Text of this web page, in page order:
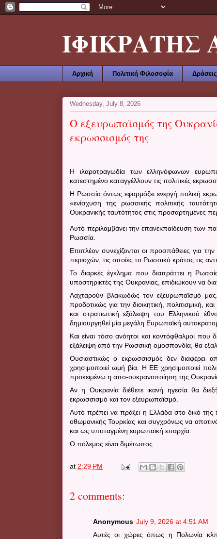
ΙΦΙΚΡΑΤΗΣ
Αρχική Πολιτική Φιλοσοφία Δράσεις
Wednesday, July 8, 2026
Ο εξευρωπαϊσμός της
εκρωσσισμός της
Η ιλαροτραγωδία των ελληνόφωνων
κατεστημένο καταγγέλλουν τις πολιτικές
Η Ρωσσία όντως εφαρμόζει ενεργή πολική
«ενίσχυση της ρωσσικής πολιτικής
Ουκρανικής ταυτότητος στις προσαρτημένες
Αυτό περιλαμβάνει την επανεκπαίδευση των
Ρωσσία.
Επιπλέον συνεχίζονται οι προσπάθειες για
περιοχών, τις οποίες το Ρωσσικό κράτος τις
Το διαρκές έγκλημα που διαπράττει η
υποστηρικτές της Ουκρανίας, επιδιώκουν να
Λαχταρούν βλακωδώς τον εξευρωπαϊσμό
προδοτικώς για την διοικητική, πολιτισμική,
και στρατιωτική εξάλειψη του Ελληνικού
δημιουργηθεί μία μεγάλη Ευρωπαϊκή
Και είναι τόσο ανόητοι και κοντόφθαλμοι που
εξάλειψη από την Ρωσσική ομοσπονδία, θα
Ουσιαστικώς ο εκρωσσισμός δεν
χρησιμοποιεί ωμή βία. Η ΕΕ χρησιμοποιεί
προκειμένω η απο-ουκρανοποίηση της
Αν η Ουκρανία διέθετε ικανή ηγεσία θα
εκρωσσισμό και τον εξευρωπαϊσμό.
Αυτό πρέπει να πράξει η Ελλάδα στο δικό της
οθωμανικής Τουρκίας και συγχρόνως να
και ως υποταγμένη ευρωπαϊκή επαρχία.
Ο πόλεμος είναι διμέτωπος.
at 2:29 PM
2 comments:
Anonymous July 9, 2026 at 4:51 AM
Αυτές οι χώρες όπως η Πολωνία κλπ